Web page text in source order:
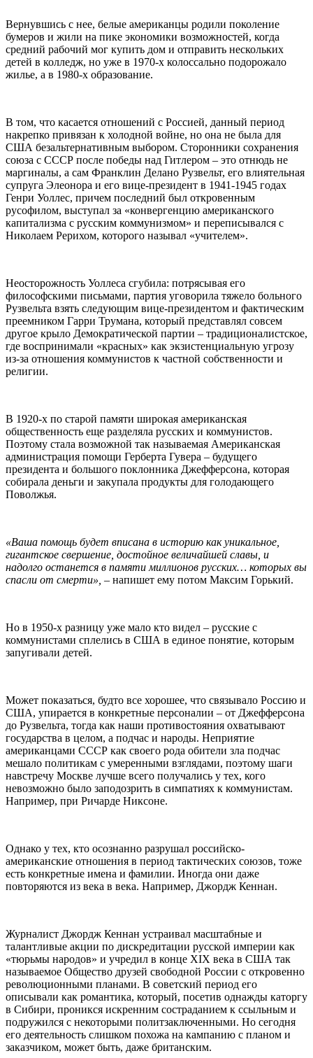
Вернувшись с нее, белые американцы родили поколение
бумеров и жили на пике экономики возможностей, когда
средний рабочий мог купить дом и отправить нескольких
детей в колледж, но уже в 1970-х колоссально подорожало
жилье, а в 1980-х образование.
В том, что касается отношений с Россией, данный период
накрепко привязан к холодной войне, но она не была для
США безальтернативным выбором. Сторонники сохранения
союза с СССР после победы над Гитлером – это отнюдь не
маргиналы, а сам Франклин Делано Рузвельт, его влиятельная
супруга Элеонора и его вице-президент в 1941-1945 годах
Генри Уоллес, причем последний был откровенным
русофилом, выступал за «конвергенцию американского
капитализма с русским коммунизмом» и переписывался с
Николаем Рерихом, которого называл «учителем».
Неосторожность Уоллеса сгубила: потрясывая его
философскими письмами, партия уговорила тяжело больного
Рузвельта взять следующим вице-президентом и фактическим
преемником Гарри Трумана, который представлял совсем
другое крыло Демократической партии – традиционалистское,
где воспринимали «красных» как экзистенциальную угрозу
из-за отношения коммунистов к частной собственности и
религии.
В 1920-х по старой памяти широкая американская
общественность еще разделяла русских и коммунистов.
Поэтому стала возможной так называемая Американская
администрация помощи Герберта Гувера – будущего
президента и большого поклонника Джефферсона, которая
собирала деньги и закупала продукты для голодающего
Поволжья.
«Ваша помощь будет вписана в историю как уникальное,
гигантское свершение, достойное величайшей славы, и
надолго останется в памяти миллионов русских… которых вы
спасли от смерти», – напишет ему потом Максим Горький.
Но в 1950-х разницу уже мало кто видел – русские с
коммунистами сплелись в США в единое понятие, которым
запугивали детей.
Может показаться, будто все хорошее, что связывало Россию и
США, упирается в конкретные персоналии – от Джефферсона
до Рузвельта, тогда как наши противостояния охватывают
государства в целом, а подчас и народы. Неприятие
американцами СССР как своего рода обители зла подчас
мешало политикам с умеренными взглядами, поэтому шаги
навстречу Москве лучше всего получались у тех, кого
невозможно было заподозрить в симпатиях к коммунистам.
Например, при Ричарде Никсоне.
Однако у тех, кто осознанно разрушал российско-
американские отношения в период тактических союзов, тоже
есть конкретные имена и фамилии. Иногда они даже
повторяются из века в века. Например, Джордж Кеннан.
Журналист Джордж Кеннан устраивал масштабные и
талантливые акции по дискредитации русской империи как
«тюрьмы народов» и учредил в конце XIX века в США так
называемое Общество друзей свободной России с откровенно
революционными планами. В советский период его
описывали как романтика, который, посетив однажды каторгу
в Сибири, проникся искренним состраданием к ссыльным и
подружился с некоторыми политзаключенными. Но сегодня
его деятельность слишком похожа на кампанию с планом и
заказчиком, может быть, даже британским.